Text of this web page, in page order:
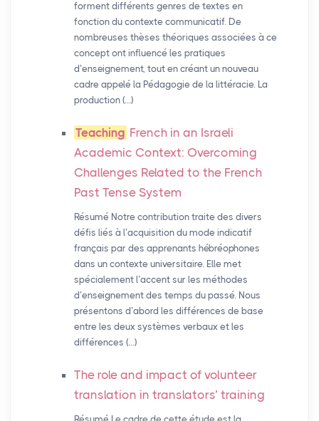
forment différents genres de textes en
fonction du contexte communicatif. De
nombreuses thèses théoriques associées à ce
concept ont influencé les pratiques
d’enseignement, tout en créant un nouveau
cadre appelé la Pédagogie de la littéracie. La
production (…)
Teaching French in an Israeli
Academic Context: Overcoming
Challenges Related to the French
Past Tense System
Résumé Notre contribution traite des divers
défis liés à l’acquisition du mode indicatif
français par des apprenants hébréophones
dans un contexte universitaire. Elle met
spécialement l’accent sur les méthodes
d’enseignement des temps du passé. Nous
présentons d’abord les différences de base
entre les deux systèmes verbaux et les
différences (…)
The role and impact of volunteer
translation in translators’ training